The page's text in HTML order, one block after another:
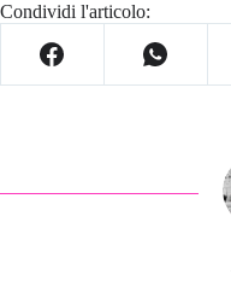
Condividi l'articolo: